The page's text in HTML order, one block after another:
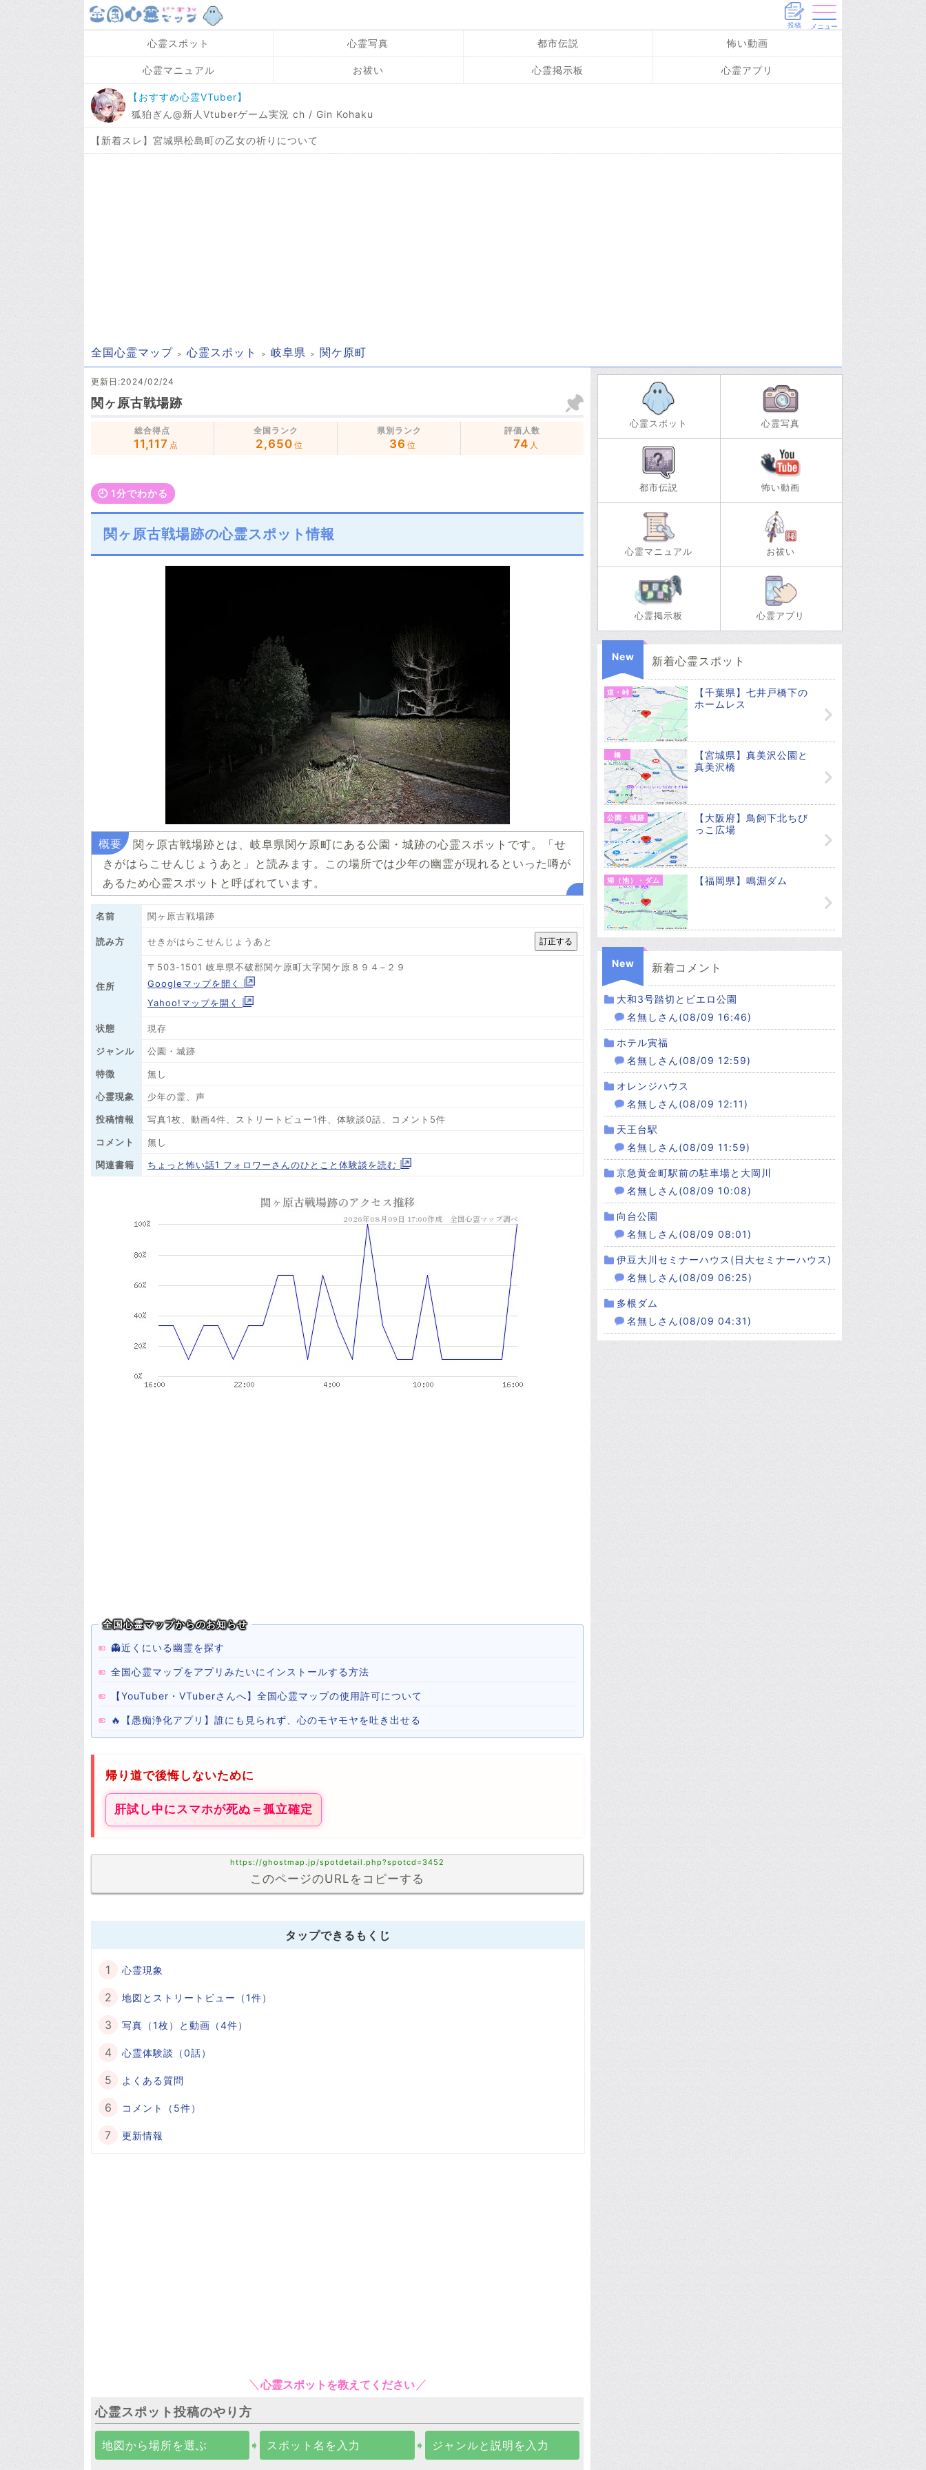
投稿 メニュー
心霊スポット 心霊写真 都市伝説 怖い動画
心霊マニュアル お祓い 心霊掲示板 心霊アプリ
【おすすめ心霊VTuber】
狐狛ぎん@新人Vtuberゲーム実況 ch / Gin Kohaku
【新着スレ】宮城県松島町の乙女の祈りについて
全国心霊マップ 心霊スポット 岐阜県 関ケ原町
更新日:2024/02/24
関ヶ原古戦場跡
総合得点
11,117 点
全国ランク
2,650 位
県別ランク
36 位
評価人数
74 人
🕘️ 1分でわかる
関ヶ原古戦場跡の心霊スポット情報
関ヶ原古戦場跡とは、岐阜県関ケ原町にある公園・城跡の心霊スポットです。「せ
きがはらこせんじょうあと」と読みます。この場所では少年の幽霊が現れるといった噂が
あるため心霊スポットと呼ばれています。
名前 関ヶ原古戦場跡
読み方 せきがはらこせんじょうあと
住所
〒503-1501 岐阜県不破郡関ケ原町大字関ケ原８９４−２９
Googleマップを開く
Yahoo!マップを開く
状態 現存
ジャンル 公園・城跡
特徴 無し
心霊現象 少年の霊、声
投稿情報 写真1枚、動画4件、ストリートビュー1件、体験談0話、コメント5件
コメント 無し
関連書籍 ちょっと怖い話1 フォロワーさんのひとこと体験談を読む
全国心霊マップからのお知らせ
👻近くにいる幽霊を探す
全国心霊マップをアプリみたいにインストールする方法
【YouTuber・VTuberさんへ】全国心霊マップの使用許可について
🔥【愚痴浄化アプリ】誰にも見られず、心のモヤモヤを吐き出せる
帰り道で後悔しないために
肝試し中にスマホが死ぬ＝孤立確定
https://ghostmap.jp/spotdetail.php?spotcd=3452
このページのURLをコピーする
タップできるもくじ
心霊現象
地図とストリートビュー（1件）
写真（1枚）と動画（4件）
心霊体験談（0話）
よくある質問
コメント（5件）
更新情報
心霊スポットを教えてください
心霊スポット投稿のやり方
地図から場所を選ぶ ➧ スポット名を入力 ➧ ジャンルと説明を入力
心霊スポット 心霊写真
都市伝説 怖い動画
心霊マニュアル お祓い
心霊掲示板 心霊アプリ
New 新着心霊スポット
道・峠
【千葉県】七井戸橋下の
ホームレス
橋
【宮城県】真美沢公園と
真美沢橋
公園・城跡
【大阪府】鳥飼下北ちび
っこ広場
湖（池）・ダム 【福岡県】鳴淵ダム
New 新着コメント
大和3号踏切とピエロ公園
名無しさん(08/09 16:46)
ホテル寅福
名無しさん(08/09 12:59)
オレンジハウス
名無しさん(08/09 12:11)
天王台駅
名無しさん(08/09 11:59)
京急黄金町駅前の駐車場と大岡川
名無しさん(08/09 10:08)
向台公園
名無しさん(08/09 08:01)
伊豆大川セミナーハウス(日大セミナーハウス)
名無しさん(08/09 06:25)
多根ダム
名無しさん(08/09 04:31)